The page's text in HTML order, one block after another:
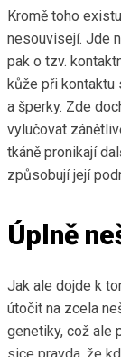
Kromě toho
nesouvisejí. Jde
pak o tzv.
kůže při kontaktu
a šperky. Zde
vylučovat
tkáně pronikají
způsobují její
Úplně
Jak ale dojde k
útočit na zcela
genetiky, což ale